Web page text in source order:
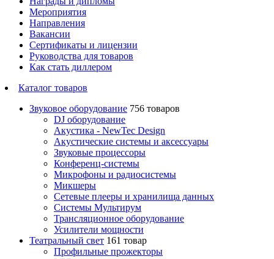
Мероприятия
Направления
Вакансии
Сертификаты и лицензии
Руководства для товаров
Как стать диллером
Каталог товаров
Звуковое оборудование 756 товаров
DJ оборудование
Акустика - NewTec Design
Акустические системы и аксессуары
Звуковые процессоры
Конференц-системы
Микрофоны и радиосистемы
Микшеры
Сетевые плееры и хранилища данных
Системы Мультирум
Трансляционное оборудование
Усилители мощности
Театральный свет 161 товар
Профильные прожекторы